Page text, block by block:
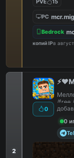
PVE
15
PC
Bedrock
копий IPв
2
0
/free
0